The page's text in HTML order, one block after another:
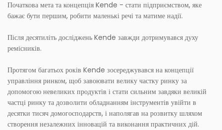
Початкова мета та концепція Kende - стати підприємством, яке
бажає бути першим, робити маленькі речі та матиме надії.
Після десятиліть досліджень Kende завжди дотримувався духу
ремісників.
Протягом багатьох років Kende зосереджувався на концепції
управління ринком, щоб завоювати велику частку ринку за
допомогою невеликих продуктів і стати сильним завдяки великій
частці ринку та дозволити обладнанням інструментів увійти в
десятки тисяч домогосподарств, і наполягав на розвитку шляхом
створення незалежних інновацій та виконання практичних дій.